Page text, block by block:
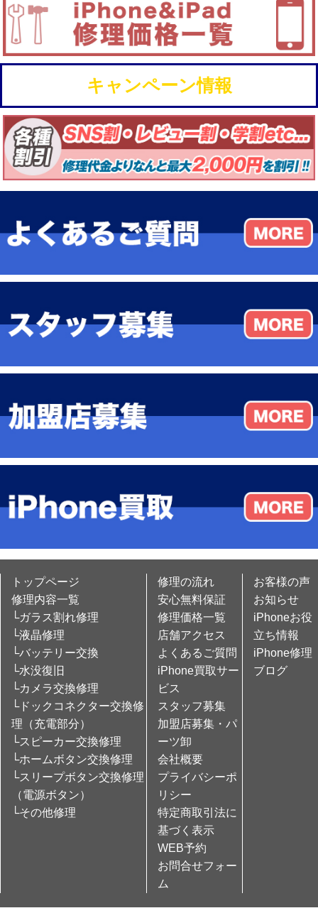
キャンペーン情報
トップページ
修理内容一覧
└ガラス割れ修理
└液晶修理
└バッテリー交換
└水没復旧
└カメラ交換修理
└ドックコネクター交換修
理（充電部分）
└スピーカー交換修理
└ホームボタン交換修理
└スリープボタン交換修理
（電源ボタン）
└その他修理
修理の流れ
安心無料保証
修理価格一覧
店舗アクセス
よくあるご質問
iPhone買取サー
ビス
スタッフ募集
加盟店募集・パ
ーツ卸
会社概要
プライバシーポ
リシー
特定商取引法に
基づく表示
WEB予約
お問合せフォー
ム
お客様の声
お知らせ
iPhoneお役
立ち情報
iPhone修理
ブログ